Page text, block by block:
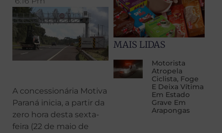
A concessionária Motiva
Paraná inicia, a partir da
zero hora desta sexta-
feira (22 de maio de
MAIS LIDAS
Motorista
Atropela
Ciclista, Foge
E Deixa Vítima
Em Estado
Grave Em
Arapongas